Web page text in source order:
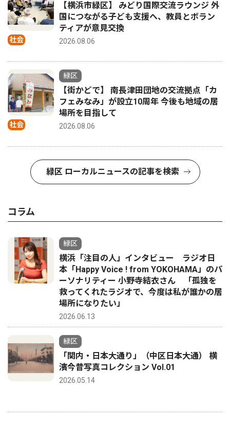
社会
【横浜市緑区】 みどり国際交流ラウンジ 外
国につながる子ども支援へ、教員とボラン
ティアが意見交換
2026.08.06
社会
緑区
【街かどで】 南長津田団地の交流拠点「カ
フェみなみ」が設立10周年 今後も地域の居
場所を目指して
2026.08.06
緑区 ローカルニュースの記事を検索
コラム
緑区
横浜「注目の人」インタビュー ラジオ日
本「Happy Voice ! from YOKOHAMA」のパ
ーソナリティー 小野寺結衣さん 「孤独を
救ってくれたラジオで、今度は私が誰かの居
場所になりたい」
2026.06.13
緑区
「関内・日本大通り」（中区日本大通） 横
濱今昔写真コレクション Vol.01
2026.05.14